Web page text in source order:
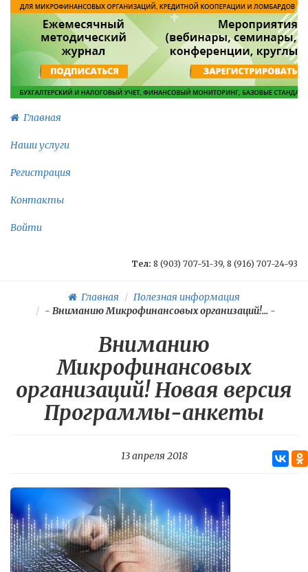
Главная
Наши услуги
Регистрация
Контакты
Войти
Тел: 8 (903) 707-51-39, 8 (916) 707-24-93
Главная
Полезная информация
- Вниманию Микрофинансовых организаций!... -
Вниманию
Микрофинансовых
организаций! Новая версия
Программы-анкеты
13 апреля 2018